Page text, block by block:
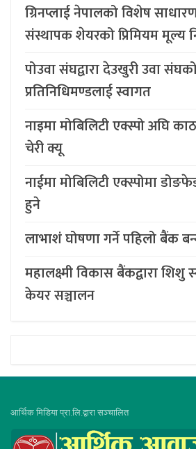
ग्रिनप्लाई नेपालको विशेष
संस्थापक शेयरको प्रिमियम मूल्य
पोउवा संघद्वारा देउखुरी उवा
प्रतिनिधिमण्डलाई स्वागत
नाइमा मोबिलिटी एक्स्पो अघि
चेरी क्यू
नाईमा मोबिलिटी एक्स्पोमा
हुने
लाभाशं घोषणा गर्ने पहिलो बैंक
महालक्ष्मी विकास बैंकद्वारा शिशु
केयर सञ्चालन
आर्थिक मिडिया प्रा.लि.द्वारा सञ्चालित